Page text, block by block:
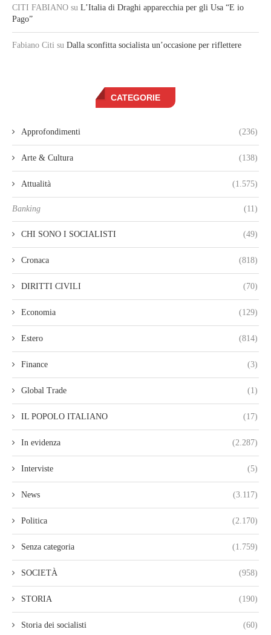
CITI FABIANO su L’Italia di Draghi apparecchia per gli Usa “E io
Pago”
Fabiano Citi su Dalla sconfitta socialista un’occasione per riflettere
CATEGORIE
Approfondimenti (236)
Arte & Cultura (138)
Attualità (1.575)
Banking (11)
CHI SONO I SOCIALISTI (49)
Cronaca (818)
DIRITTI CIVILI (70)
Economia (129)
Estero (814)
Finance (3)
Global Trade (1)
IL POPOLO ITALIANO (17)
In evidenza (2.287)
Interviste (5)
News (3.117)
Politica (2.170)
Senza categoria (1.759)
SOCIETÀ (958)
STORIA (190)
Storia dei socialisti (60)